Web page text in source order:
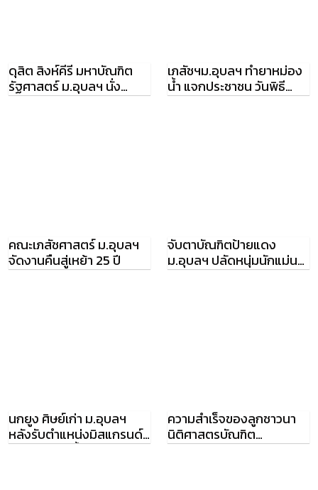
ดุสิต สิงห์คีรี มหาบัณฑิต
รัฐศาสตร์ ม.อุบลฯ นั่ง
ผอ.ปชส.เขต 2
เภสัชฯม.อุบลฯ ทำยาหม่อง
น้ำ แจกประชาชน วันพิธี
ถวายพระเพลิงพระบรมศพฯ
คณะเภสัชศาสตร์ ม.อุบลฯ
จัดงานคืนสู่เหย้า 25 ปี
จับตาบัณฑิตป้ายแดง
ม.อุบลฯ ปลัดหนุ่มนักแม่น
ปืน อายุน้อยสุดในรุ่น
นกยูง ศิษย์เก่า ม.อุบลฯ
หลังรับตำแหน่งมิสแกรนด์
อุบล ทำแบบนี้กับยายแท้ๆ
ความสำเร็จของลูกชาวนา
นิติศาสตรบัณฑิต
เกียรตินิยม อันดับ 1